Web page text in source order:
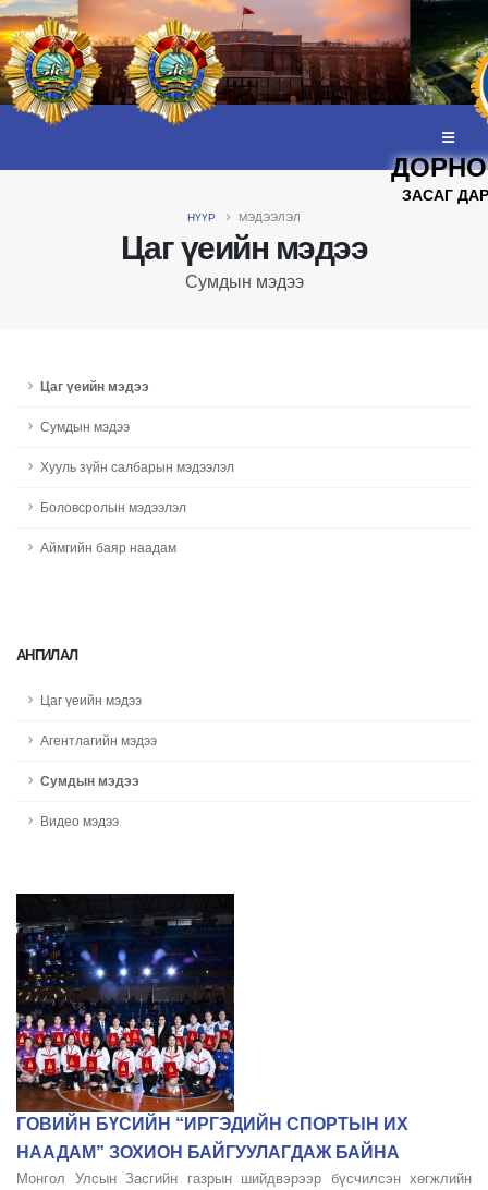
ЗАСАГ
Цаг үеийн мэдээ
Сумдын мэдээ
НҮҮР МЭДЭЭЛЭЛ
Цаг үеийн мэдээ
Сумдын мэдээ
Хууль зүйн салбарын мэдээлэл
Боловсролын мэдээлэл
Аймгийн баяр наадам
АНГИЛАЛ
Цаг үеийн мэдээ
Агентлагийн мэдээ
Сумдын мэдээ
Видео мэдээ
ГОВИЙН БҮСИЙН “ИРГЭДИЙН СПОРТЫН ИХ
НААДАМ” ЗОХИОН БАЙГУУЛАГДАЖ БАЙНА
Монгол Улсын Засгийн газрын шийдвэрээр бүсчилсэн хөгжлийн